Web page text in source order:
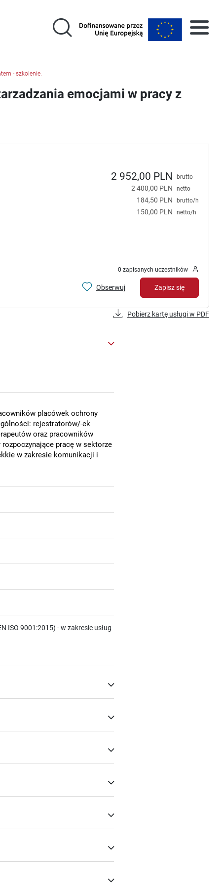
- szkolenie.
emocjami w pracy z
2 952,00 PLN brutto
2 400,00 PLN netto
184,50 PLN brutto/h
150,00 PLN netto/h
0 zapisanych uczestników
Obserwuj Zapisz się
Pobierz kartę usługi w PDF
placówek ochrony
rejestratorów/-ek
oraz pracowników
pracę w sektorze
w zakresie komunikacji i
ISO 9001:2015) - w zakresie usług